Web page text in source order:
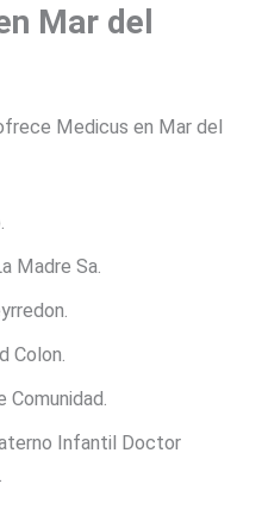
Mar del
Medicus en Mar del
Madre Sa.
Colon.
Comunidad.
Infantil Doctor